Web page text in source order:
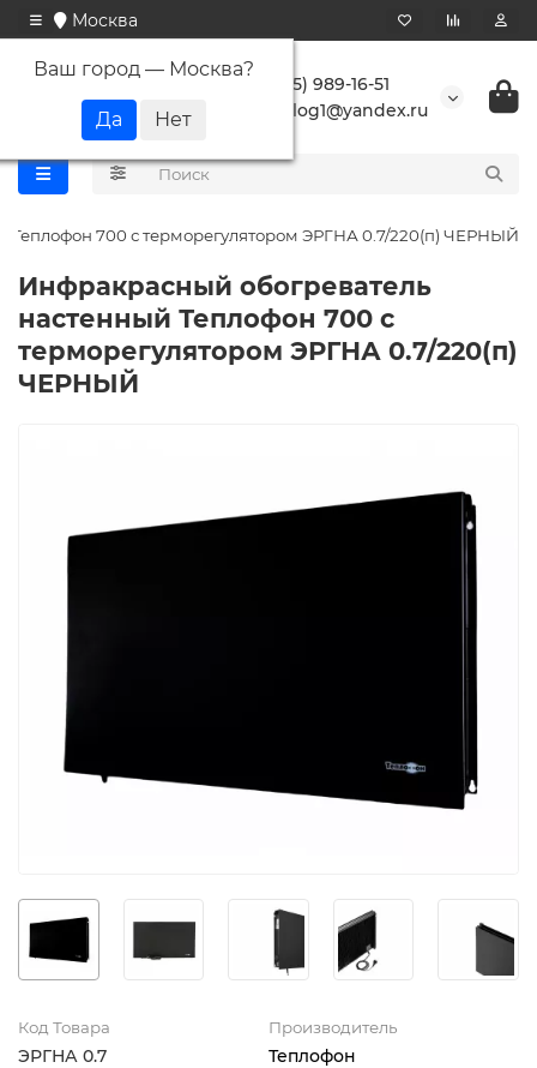
Москва
Ваш город — Москва?
+7 (495) 989-16-51
buranlog1@yandex.ru
Теплофон 700 с терморегулятором ЭРГНА 0.7/220(п) ЧЕРНЫЙ
Инфракрасный обогреватель
настенный Теплофон 700 с
терморегулятором ЭРГНА 0.7/220(п)
ЧЕРНЫЙ
Код Товара
ЭРГНА 0.7
Производитель
Теплофон